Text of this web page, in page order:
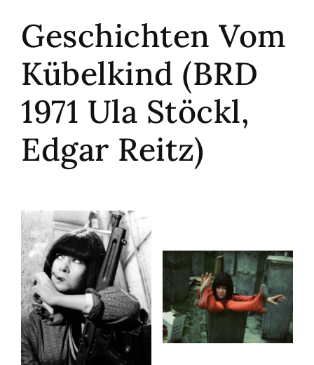
Geschichten Vom
Kübelkind (BRD
1971 Ula Stöckl,
Edgar Reitz)